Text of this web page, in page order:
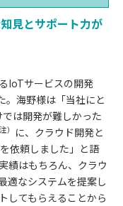
見とサポート力が
IoTサービスの開発
。海野様は「当社にと
は開発が難しかった
）
に、クラウド開発と
依頼しました」と語
績はもちろん、クラウ
適なシステムを提案し
してもらえることから